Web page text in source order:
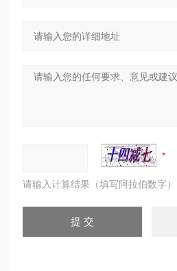
请输入计算结果（填写阿拉伯数字